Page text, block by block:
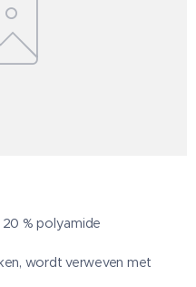
% polyamide
wordt verweven met